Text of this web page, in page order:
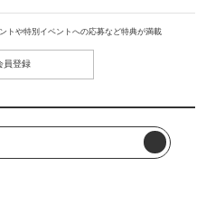
トや特別イベントへの応募など特典が満載
員登録